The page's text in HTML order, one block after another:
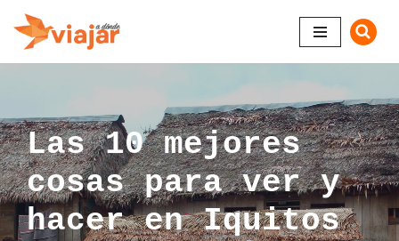
Saltar
al
Las 10 mejores
cosas para ver y
hacer en Iquitos